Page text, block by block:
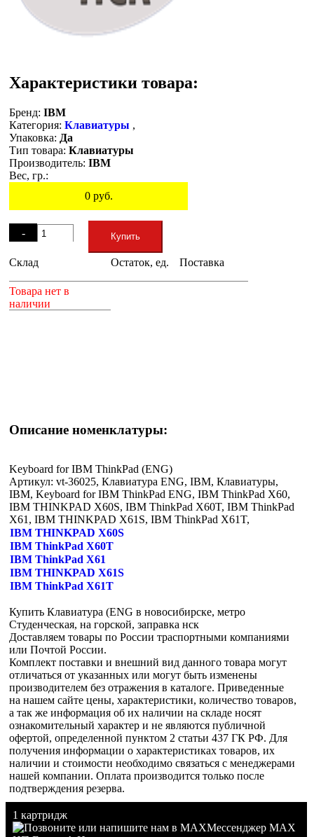
Характеристики товара:
Бренд: IBM
Категория: Клавиатуры ,
Упаковка: Да
Тип товара: Клавиатуры
Производитель: IBM
Вес, гр.:
0руб.
-
+
Купить
Склад Остаток, ед. Поставка
Товара нет в
наличии
Описание номенклатуры:
Keyboard for IBM ThinkPad (ENG)
Артикул: vt-36025, Клавиатура ENG, IBM, Клавиатуры,
IBM, Keyboard for IBM ThinkPad ENG, IBM ThinkPad X60,
IBM THINKPAD X60S, IBM ThinkPad X60T, IBM ThinkPad
X61, IBM THINKPAD X61S, IBM ThinkPad X61T,
IBM THINKPAD X60S
IBM ThinkPad X60T
IBM ThinkPad X61
IBM THINKPAD X61S
IBM ThinkPad X61T
Купить Клавиатура (ENG в новосибирске, метро
Студенческая, на горской, заправка нск
Доставляем товары по России траспортными компаниями
или Почтой России.
Комплект поставки и внешний вид данного товара могут
отличаться от указанных или могут быть изменены
производителем без отражения в каталоге. Приведенные
на нашем сайте цены, характеристики, количество товаров,
а так же информация об их наличии на складе носят
ознакомительный характер и не являются публичной
офертой, определенной пунктом 2 статьи 437 ГК РФ. Для
получения информации о характеристиках товаров, их
наличии и стоимости необходимо связаться с менеджерами
нашей компании. Оплата производится только после
подтверждения резерва.
1 картридж
Мессенджер MAX